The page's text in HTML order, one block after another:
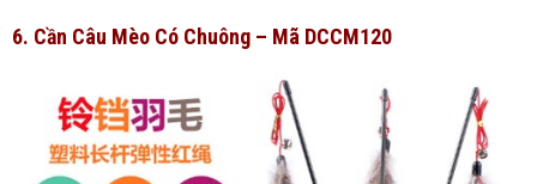
6. Cần Câu Mèo Có Chuông – Mã DCCM120